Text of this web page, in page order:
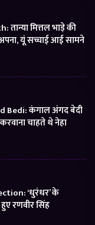
मित्तल भाड़े की
यूं सच्चाई आई सामने
Bedi: कंगाल अंगद बेदी
चाहते थे नेहा
‘धुरंधर’ के
रणवीर सिंह